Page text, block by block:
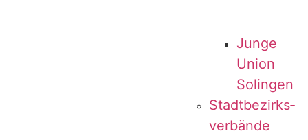
Jun­ge
Uni­on
Solingen
Stadt­be­zirks­
ver­bän­de